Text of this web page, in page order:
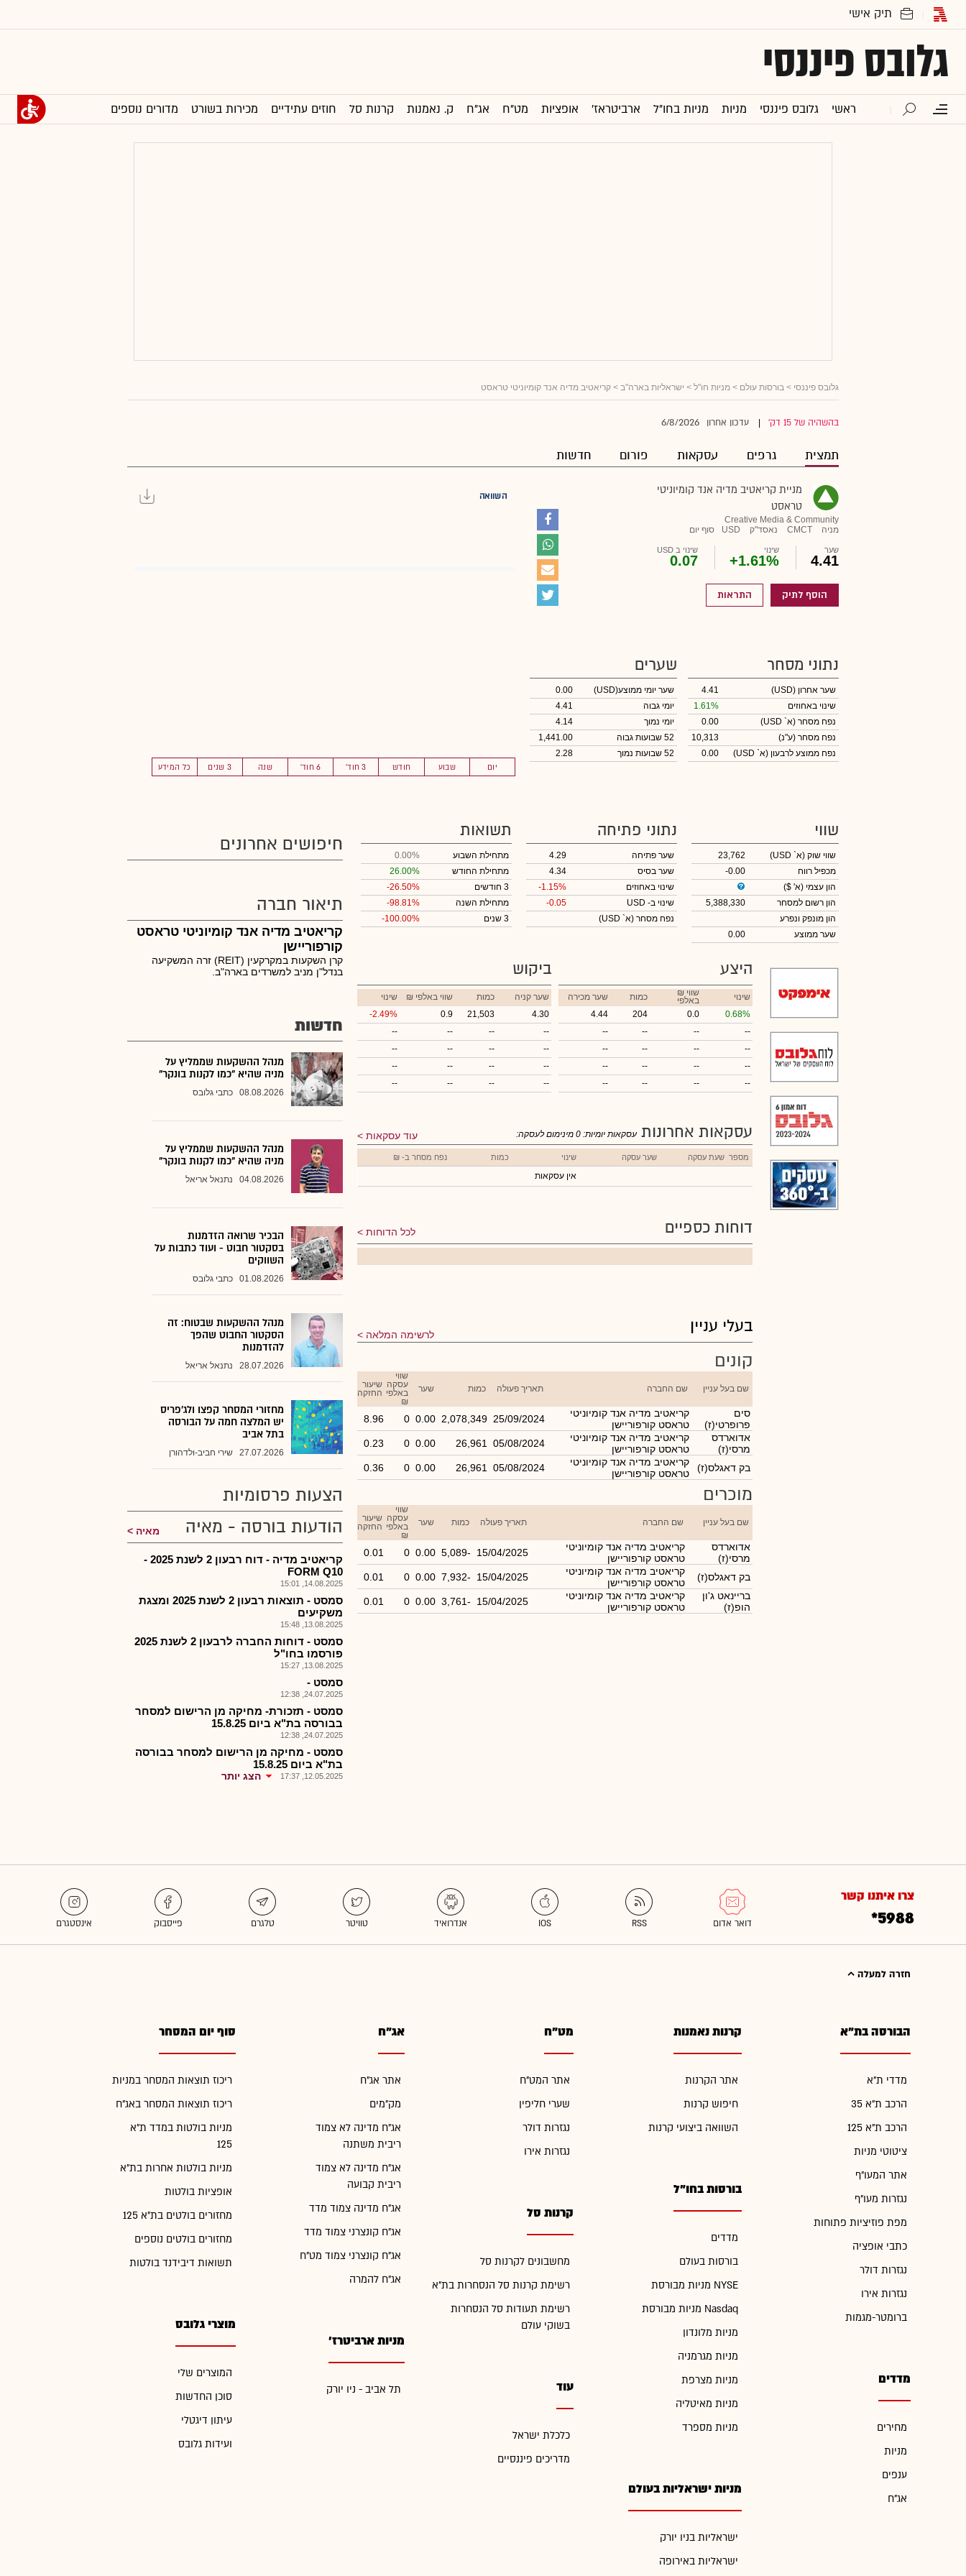
גלובס פיננסי
ראשי גלובס פיננסי מניות מניות בחו"ל ארביטראז' אופציות מט"ח אג"ח ק. נאמנות קרנות סל חוזים עתידיים מכירות בשורט מדורים נוספים
גלובס פיננסי > בורסות עולם > מניות חו"ל > ישראליות בארה"ב > קריאטיב מדיה אנד קומיוניטי טראסט
בהשהיה של 15 דק' עדכון אחרון 6/8/2026
תמצית גרפים עסקאות פורום חדשות
מניית קריאטיב מדיה אנד קומיוניטי
טראסט
Creative Media & Community
מניה
CMCT נאסד"ק USD סוף יום
שער
4.41
שינוי
+1.61%
שינוי ב USD
0.07
הוסף לתיק התראות
השוואה
יום שבוע חודש 3 חוד' 6 חוד' שנה 3 שנים כל המידע
נתוני מסחר
שער אחרון (USD)
4.41
שינוי באחוזים
1.61%
נפח מסחר (א` USD)
0.00
נפח מסחר (ע"נ)
10,313
נפח ממוצע לרבעון (א` USD)
0.00
שערים
שער יומי ממוצע(USD)
0.00
יומי גבוה
4.41
יומי נמוך
4.14
52 שבועות גבוה
1,441.00
52 שבועות נמוך
2.28
שווי
שווי שוק (א` USD)
23,762
מכפיל רווח
-0.00
הון עצמי (א' $)
הון רשום למסחר
5,388,330
הון מונפק ונפרע
שער ממוצע
0.00
נתוני פתיחה
שער פתיחה
4.29
שער בסיס
4.34
שינוי באחוזים
-1.15%
שינוי ב- USD
-0.05
נפח מסחר (א` USD)
תשואות
מתחילת השבוע
0.00%
מתחילת החודש
26.00%
3 חודשים
-26.50%
מתחילת השנה
-98.81%
3 שנים
-100.00%
היצע
שינוי ₪ שווי
באלפי כמות
שער מכירה
0.68%
0.0
204
4.44
--
--
--
--
--
--
--
--
--
--
--
--
--
--
--
--
ביקוש
שער קניה כמות ₪ שווי באלפי
שינוי
4.30
21,503
0.9
-2.49%
--
--
--
--
--
--
--
--
--
--
--
--
--
--
--
--
עסקאות אחרונות עוד עסקאות עסקאות יומיות: 0 מינימום לעסקה:
מספר שעת עסקה שער עסקה שינוי כמות נפח מסחר ב- ₪
אין עסקאות
דוחות כספיים לכל הדוחות
בעלי עניין לרשימה המלאה
קונים
שם בעל עניין שם החברה תאריך פעולה כמות שער
שווי
עסקה
באלפי
₪
שיעור
החזקה
סים
פרופרטי(ז)
קריאטיב מדיה אנד קומיוניטי
טראסט קורפוריישן
25/09/2024
2,078,349
0.00
0
8.96
אדוארדס
מרסי(ז)
קריאטיב מדיה אנד קומיוניטי
טראסט קורפוריישן
05/08/2024
26,961
0.00
0
0.23
בק דאגלס(ז)
קריאטיב מדיה אנד קומיוניטי
טראסט קורפוריישן
05/08/2024
26,961
0.00
0
0.36
מוכרים
שם בעל עניין שם החברה תאריך פעולה כמות שער
שווי
עסקה
באלפי
₪
שיעור
החזקה
אדוארדס
מרסי(ז)
קריאטיב מדיה אנד קומיוניטי
טראסט קורפוריישן
15/04/2025
-5,089
0.00
0
0.01
בק דאגלס(ז)
קריאטיב מדיה אנד קומיוניטי
טראסט קורפוריישן
15/04/2025
-7,932
0.00
0
0.01
בריינאט ג'ון
הופ(ז)
קריאטיב מדיה אנד קומיוניטי
טראסט קורפוריישן
15/04/2025
-3,761
0.00
0
0.01
חיפושים אחרונים
תיאור חברה
קריאטיב מדיה אנד קומיוניטי טראסט
קורפוריישן
קרן השקעות במקרקעין (REIT) זרה המשקיעה
בנדל"ן מניב למשרדים בארה"ב.
חדשות
מנהל ההשקעות שממליץ על
מניה שהיא "כמו לקנות בונקר"
08.08.2026 כתבי גלובס
מנהל ההשקעות שממליץ על
מניה שהיא "כמו לקנות בונקר"
04.08.2026 נתנאל אריאל
הבכיר שרואה הזדמנות
בסקטור חבוט - ועוד כתבות על
השווקים
01.08.2026 כתבי גלובס
מנהל ההשקעות שבטוח: זה
הסקטור החבוט שהפך
להזדמנות
28.07.2026 נתנאל אריאל
מחזורי המסחר קפצו ולג'פריס
יש המלצה חמה על הבורסה
בתל אביב
27.07.2026 שירי חביב-ולדהורן
הצעות פרסומיות
הודעות בורסה - מאיה
מאיה
קריאטיב מדיה - דוח רבעון 2 לשנת 2025 -
FORM Q10
14.08.2025, 15:01
סמסט - תוצאות רבעון 2 לשנת 2025 ומצגת
משקיעים
13.08.2025, 15:48
סמסט - דוחות החברה לרבעון 2 לשנת 2025
פורסמו בחו"ל
13.08.2025, 15:27
סמסט -
24.07.2025, 12:38
סמסט - תזכורת- מחיקה מן הרישום למסחר
בבורסה בת"א ביום 15.8.25
24.07.2025, 12:38
סמסט - מחיקה מן הרישום למסחר בבורסה
בת"א ביום 15.8.25
12.05.2025, 17:37 הצג יותר
צרו איתנו קשר
*5988
חזרה למעלה
הבורסה בת"א
מדדי ת"א
הרכב ת"א 35
הרכב ת"א 125
ציטוטי מניות
אתר המעו"ף
נגזרות מעו"ף
מפת פוזיציות פתוחות
כתבי אופציה
נגזרות דולר
נגזרות אירו
ברומטר-מגמות
מדדים
מחירים
מניות
ענפים
אג"ח
קרנות נאמנות
אתר הקרנות
חיפוש קרנות
השוואה ביצועי קרנות
בורסות בחו"ל
מדדים
בורסות בעולם
מניות מבורסת NYSE
מניות מבורסת Nasdaq
מניות מלונדון
מניות מגרמניה
מניות מצרפת
מניות מאיטליה
מניות מספרד
מניות ישראליות בעולם
ישראליות בניו יורק
ישראליות באירופה
מט"ח
אתר המט"ח
שערי חליפין
נגזרות דולר
נגזרות אירו
קרנות סל
מחשבונים לקרנות סל
רשימת קרנות סל הנסחרות בת"א
רשימת תעודות סל הנסחרות
בשוקי עולם
עוד
כלכלת ישראל
מדריכים פיננסיים
אג"ח
אתר אג"ח
מק"מים
אג"ח מדינה לא צמוד
ריבית משתנה
אג"ח מדינה לא צמוד
ריבית קבועה
אג"ח מדינה צמוד מדד
אג"ח קונצרני צמוד מדד
אג"ח קונצרני צמוד מט"ח
אג"ח להמרה
מניות ארביטרז'
תל אביב - ניו יורק
סוף יום המסחר
ריכוז תוצאות המסחר במניות
ריכוז תוצאות המסחר באג"ח
מניות בולטות במדד ת"א
125
מניות בולטות אחרות בת"א
אופציות בולטות
מחזורים בולטים בת"א 125
מחזורים בולטים נוספים
תשואות דיבידנד בולטות
מוצרי גלובס
המוצרים שלי
סוכן החדשות
עיתון דיגטלי
ועידות גלובס